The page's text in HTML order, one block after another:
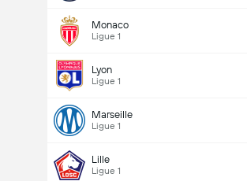
Monaco
Ligue 1
Lyon
Ligue 1
Marseille
Ligue 1
Lille
Ligue 1